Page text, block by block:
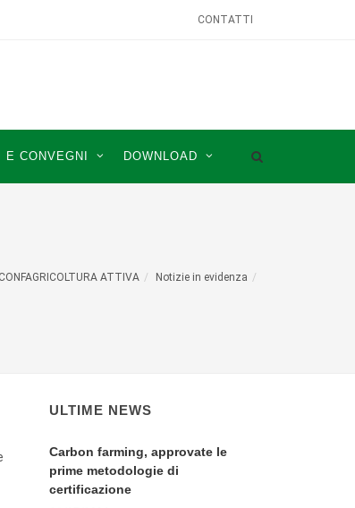
CONTATTI
E CONVEGNI DOWNLOAD
CONFAGRICOLTURA ATTIVA Notizie in evidenza
ULTIME NEWS
Carbon farming, approvate le
prime metodologie di
certificazione